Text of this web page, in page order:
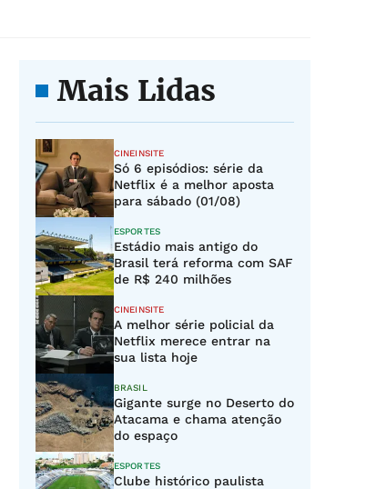
Mais Lidas
CINEINSITE
Só 6 episódios: série da
Netflix é a melhor aposta
para sábado (01/08)
ESPORTES
Estádio mais antigo do
Brasil terá reforma com SAF
de R$ 240 milhões
CINEINSITE
A melhor série policial da
Netflix merece entrar na
sua lista hoje
BRASIL
Gigante surge no Deserto do
Atacama e chama atenção
do espaço
ESPORTES
Clube histórico paulista